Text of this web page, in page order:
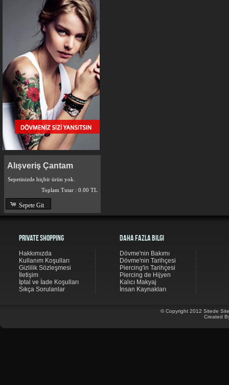
Alışveriş Çantam
Sepetinizde hiçbir ürün yok.
Toplam Tutar : 0.00 TL
Sepete Git
Private Shopping
Hakkımızda
Kullanım Koşulları
Gizlilik Sözleşmesi
İletişim
İptal ve İade Koşulları
Sıkça Sorulanlar
© Copyright 2012 Sitede
Created
Daha Fazla Bilgi
Dövme'nin Bakımı
Dövme'nin Tarihçesi
Piercing'in Tarihçesi
Piercing de Hijyen
Kalıcı Makyaj
İnsan Kaynakları